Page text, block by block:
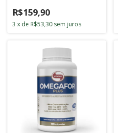
R$159,90
3 x de R$53,30 sem juros